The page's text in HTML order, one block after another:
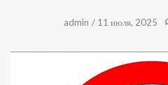
admin / 11 июля, 2025